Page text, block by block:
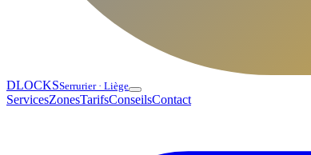
DLOCKSSerrurier · Liège
ServicesZonesTarifsConseilsContact